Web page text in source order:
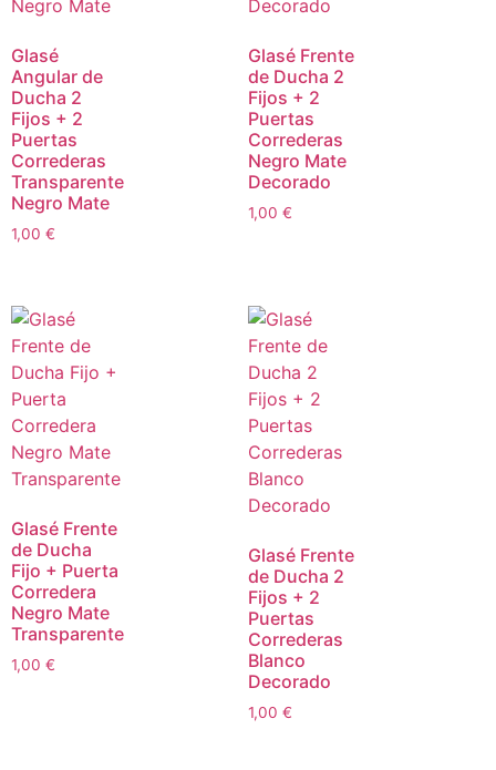
Glasé
Angular de
Ducha 2
Fijos + 2
Puertas
Correderas
Transparente
Negro Mate
1,00 €
Glasé Frente
de Ducha 2
Fijos + 2
Puertas
Correderas
Negro Mate
Decorado
1,00 €
Glasé Frente
de Ducha
Fijo + Puerta
Corredera
Negro Mate
Transparente
1,00 €
Glasé Frente
de Ducha 2
Fijos + 2
Puertas
Correderas
Blanco
Decorado
1,00 €